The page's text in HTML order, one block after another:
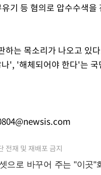
기 등 혐의로 압수수색
하는 목소리가 나오고 있
', '해체되어야 한다'는
전재 및 재배포 금지